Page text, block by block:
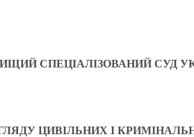
СПЕЦІАЛІЗОВАНИЙ СУД
ЦИВІЛЬНИХ І